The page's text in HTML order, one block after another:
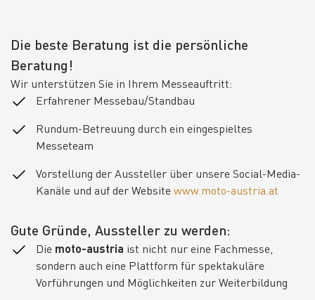
Die beste Beratung ist die persönliche
Beratung!
Wir unterstützen Sie in Ihrem Messeauftritt:
Erfahrener Messebau/Standbau
Rundum-Betreuung durch ein eingespieltes
Messeteam
Vorstellung der Aussteller über unsere Social-Media-
Kanäle und auf der Website www.moto-austria.at
Gute Gründe, Aussteller zu werden:
Die moto-austria ist nicht nur eine Fachmesse,
sondern auch eine Plattform für spektakuläre
Vorführungen und Möglichkeiten zur Weiterbildung